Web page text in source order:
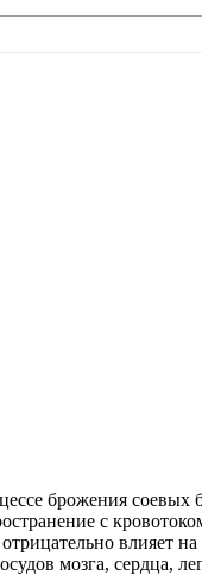
брожения соевых
с
влияет
мозга, сердца,